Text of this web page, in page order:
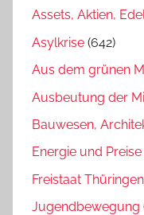
Assets, Aktien,
Asylkrise (642)
Aus dem grünen
Ausbeutung der
Bauwesen,
Energie und Preise
Freistaat Thüringen
Jugendbewegung